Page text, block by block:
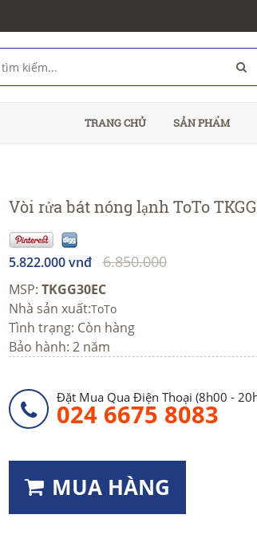
TRANG CHỦ SẢN PHẨM
Vòi rửa bát nóng lạnh ToTo
5.822.000 vnđ 6.850.000
MSP: TKGG30EC
Nhà sản xuất:ToTo
Tình trạng: Còn hàng
Bảo hành: 2 năm
Đặt Mua Qua Điện Thoại (8h00 -
024 6675 8083
MUA HÀNG